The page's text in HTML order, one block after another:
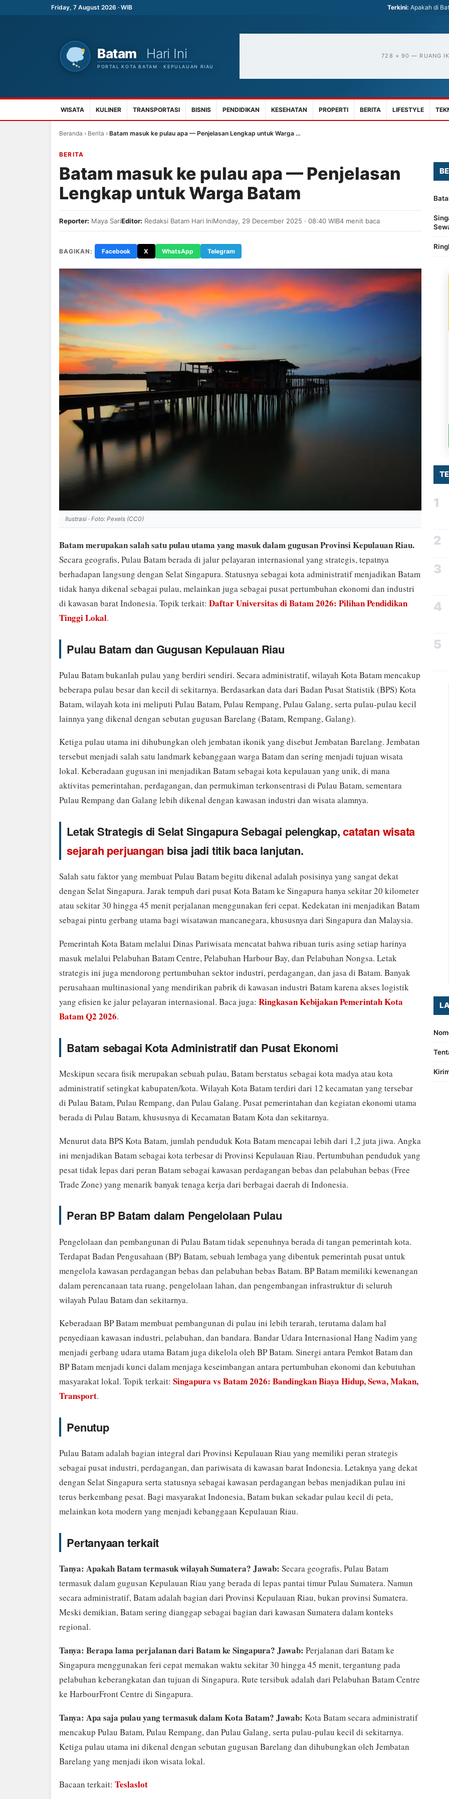
Friday, 7 August 2026 · WIB Terkini: Apakah di
728 × 90 — RUANG
WISATA KULINER TRANSPORTASI BISNIS PENDIDIKAN KESEHATAN PROPERTI BERITA LIFESTYLE
Beranda › Berita › Batam masuk ke pulau apa — Penjelasan Lengkap untuk Warga …
BERITA
Batam masuk ke pulau apa — Penjelasan
Lengkap untuk Warga Batam
Reporter: Maya SariEditor: Redaksi Batam Hari IniMonday, 29 December 2025 · 08:40 WIB4 menit baca
BAGIKAN: Facebook X WhatsApp Telegram
Ilustrasi · Foto: Pexels (CC0)
Batam merupakan salah satu pulau utama yang masuk dalam gugusan Provinsi Kepulauan Riau.
Secara geografis, Pulau Batam berada di jalur pelayaran internasional yang strategis, tepatnya
berhadapan langsung dengan Selat Singapura. Statusnya sebagai kota administratif menjadikan Batam
tidak hanya dikenal sebagai pulau, melainkan juga sebagai pusat pertumbuhan ekonomi dan industri
di kawasan barat Indonesia. Topik terkait: Daftar Universitas di Batam 2026: Pilihan Pendidikan
Tinggi Lokal.
Pulau Batam dan Gugusan Kepulauan Riau
Pulau Batam bukanlah pulau yang berdiri sendiri. Secara administratif, wilayah Kota Batam mencakup
beberapa pulau besar dan kecil di sekitarnya. Berdasarkan data dari Badan Pusat Statistik (BPS) Kota
Batam, wilayah kota ini meliputi Pulau Batam, Pulau Rempang, Pulau Galang, serta pulau-pulau kecil
lainnya yang dikenal dengan sebutan gugusan Barelang (Batam, Rempang, Galang).
Ketiga pulau utama ini dihubungkan oleh jembatan ikonik yang disebut Jembatan Barelang. Jembatan
tersebut menjadi salah satu landmark kebanggaan warga Batam dan sering menjadi tujuan wisata
lokal. Keberadaan gugusan ini menjadikan Batam sebagai kota kepulauan yang unik, di mana
aktivitas pemerintahan, perdagangan, dan permukiman terkonsentrasi di Pulau Batam, sementara
Pulau Rempang dan Galang lebih dikenal dengan kawasan industri dan wisata alamnya.
Letak Strategis di Selat Singapura Sebagai pelengkap,catatan wisata
sejarah perjuangan bisa jadi titik baca lanjutan.
Salah satu faktor yang membuat Pulau Batam begitu dikenal adalah posisinya yang sangat dekat
dengan Selat Singapura. Jarak tempuh dari pusat Kota Batam ke Singapura hanya sekitar 20 kilometer
atau sekitar 30 hingga 45 menit perjalanan menggunakan feri cepat. Kedekatan ini menjadikan Batam
sebagai pintu gerbang utama bagi wisatawan mancanegara, khususnya dari Singapura dan Malaysia.
Pemerintah Kota Batam melalui Dinas Pariwisata mencatat bahwa ribuan turis asing setiap harinya
masuk melalui Pelabuhan Batam Centre, Pelabuhan Harbour Bay, dan Pelabuhan Nongsa. Letak
strategis ini juga mendorong pertumbuhan sektor industri, perdagangan, dan jasa di Batam. Banyak
perusahaan multinasional yang mendirikan pabrik di kawasan industri Batam karena akses logistik
yang efisien ke jalur pelayaran internasional. Baca juga: Ringkasan Kebijakan Pemerintah Kota
Batam Q2 2026.
Batam sebagai Kota Administratif dan Pusat Ekonomi
Meskipun secara fisik merupakan sebuah pulau, Batam berstatus sebagai kota madya atau kota
administratif setingkat kabupaten/kota. Wilayah Kota Batam terdiri dari 12 kecamatan yang tersebar
di Pulau Batam, Pulau Rempang, dan Pulau Galang. Pusat pemerintahan dan kegiatan ekonomi utama
berada di Pulau Batam, khususnya di Kecamatan Batam Kota dan sekitarnya.
Menurut data BPS Kota Batam, jumlah penduduk Kota Batam mencapai lebih dari 1,2 juta jiwa. Angka
ini menjadikan Batam sebagai kota terbesar di Provinsi Kepulauan Riau. Pertumbuhan penduduk yang
pesat tidak lepas dari peran Batam sebagai kawasan perdagangan bebas dan pelabuhan bebas (Free
Trade Zone) yang menarik banyak tenaga kerja dari berbagai daerah di Indonesia.
Peran BP Batam dalam Pengelolaan Pulau
Pengelolaan dan pembangunan di Pulau Batam tidak sepenuhnya berada di tangan pemerintah kota.
Terdapat Badan Pengusahaan (BP) Batam, sebuah lembaga yang dibentuk pemerintah pusat untuk
mengelola kawasan perdagangan bebas dan pelabuhan bebas Batam. BP Batam memiliki kewenangan
dalam perencanaan tata ruang, pengelolaan lahan, dan pengembangan infrastruktur di seluruh
wilayah Pulau Batam dan sekitarnya.
Keberadaan BP Batam membuat pembangunan di pulau ini lebih terarah, terutama dalam hal
penyediaan kawasan industri, pelabuhan, dan bandara. Bandar Udara Internasional Hang Nadim yang
menjadi gerbang udara utama Batam juga dikelola oleh BP Batam. Sinergi antara Pemkot Batam dan
BP Batam menjadi kunci dalam menjaga keseimbangan antara pertumbuhan ekonomi dan kebutuhan
masyarakat lokal. Topik terkait: Singapura vs Batam 2026: Bandingkan Biaya Hidup, Sewa, Makan,
Transport.
Penutup
Pulau Batam adalah bagian integral dari Provinsi Kepulauan Riau yang memiliki peran strategis
sebagai pusat industri, perdagangan, dan pariwisata di kawasan barat Indonesia. Letaknya yang dekat
dengan Selat Singapura serta statusnya sebagai kawasan perdagangan bebas menjadikan pulau ini
terus berkembang pesat. Bagi masyarakat Indonesia, Batam bukan sekadar pulau kecil di peta,
melainkan kota modern yang menjadi kebanggaan Kepulauan Riau.
Pertanyaan terkait
Tanya: Apakah Batam termasuk wilayah Sumatera? Jawab: Secara geografis, Pulau Batam
termasuk dalam gugusan Kepulauan Riau yang berada di lepas pantai timur Pulau Sumatera. Namun
secara administratif, Batam adalah bagian dari Provinsi Kepulauan Riau, bukan provinsi Sumatera.
Meski demikian, Batam sering dianggap sebagai bagian dari kawasan Sumatera dalam konteks
regional.
Tanya: Berapa lama perjalanan dari Batam ke Singapura? Jawab: Perjalanan dari Batam ke
Singapura menggunakan feri cepat memakan waktu sekitar 30 hingga 45 menit, tergantung pada
pelabuhan keberangkatan dan tujuan di Singapura. Rute tersibuk adalah dari Pelabuhan Batam Centre
ke HarbourFront Centre di Singapura.
Tanya: Apa saja pulau yang termasuk dalam Kota Batam? Jawab: Kota Batam secara administratif
mencakup Pulau Batam, Pulau Rempang, dan Pulau Galang, serta pulau-pulau kecil di sekitarnya.
Ketiga pulau utama ini dikenal dengan sebutan gugusan Barelang dan dihubungkan oleh Jembatan
Barelang yang menjadi ikon wisata lokal.
Bacaan terkait: Teslaslot
1
2
3
4
5